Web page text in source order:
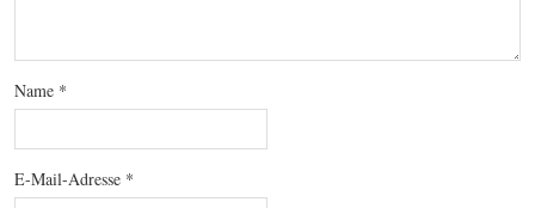
Name *
E-Mail-Adresse *